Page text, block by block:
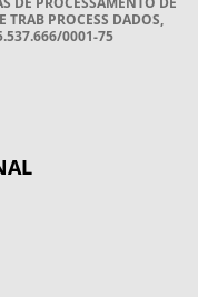
TRAB PROCESS DADOS,
0001-75